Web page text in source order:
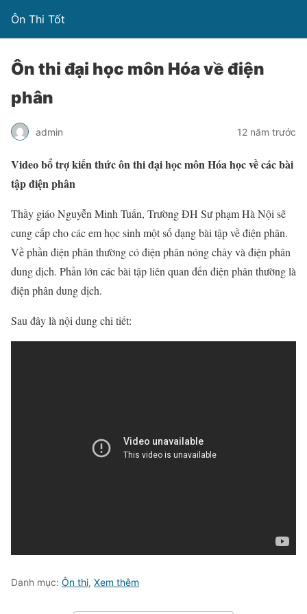
Ôn Thi Tốt
Ôn thi đại học môn Hóa về điện
phân
admin 12 năm trước
Video bổ trợ kiến thức ôn thi đại học môn Hóa học về các bài
tập điện phân
Thầy giáo Nguyễn Minh Tuấn, Trường ĐH Sư phạm Hà Nội sẽ
cung cấp cho các em học sinh một số dạng bài tập về điện phân.
Về phần điện phân thường có điện phân nóng chảy và điện phân
dung dịch. Phần lớn các bài tập liên quan đến điện phân thường là
điện phân dung dịch.
Sau đây là nội dung chi tiết:
Danh mục: Ôn thi, Xem thêm